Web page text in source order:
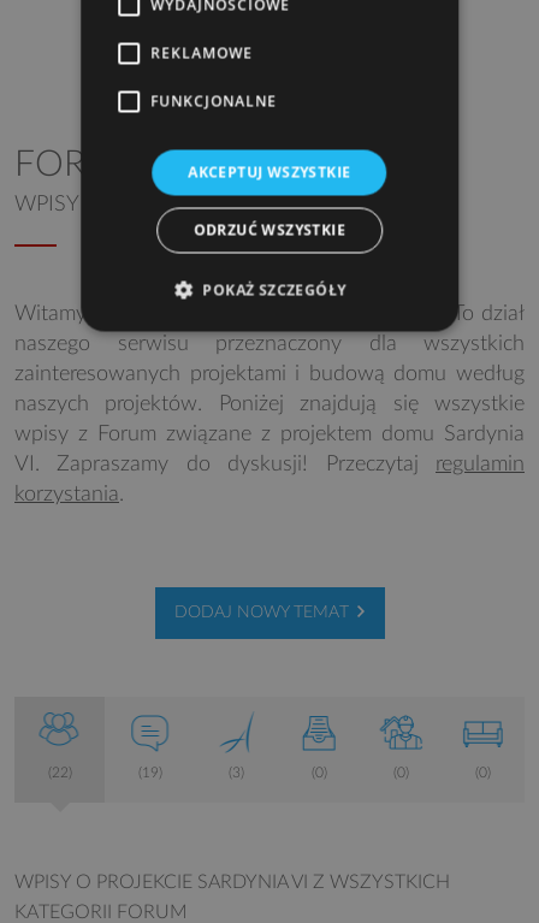
FORUM DYSKUSYJNE
WPISY DLA PROJEKTU SARDYNIA VI
Witamy na Forum dyskusyjnym Studia Atrium. To dział
naszego serwisu przeznaczony dla wszystkich
zainteresowanych projektami i budową domu według
naszych projektów. Poniżej znajdują się wszystkie
wpisy z Forum związane z projektem domu Sardynia
VI. Zapraszamy do dyskusji! Przeczytaj regulamin
korzystania.
DODAJ NOWY TEMAT
(22) (19) (3) (0) (0) (0)
WPISY O PROJEKCIE SARDYNIA VI Z WSZYSTKICH
KATEGORII FORUM
WYDAJNOŚCIOWE
REKLAMOWE
FUNKCJONALNE
AKCEPTUJ WSZYSTKIE
ODRZUĆ WSZYSTKIE
POKAŻ SZCZEGÓŁY